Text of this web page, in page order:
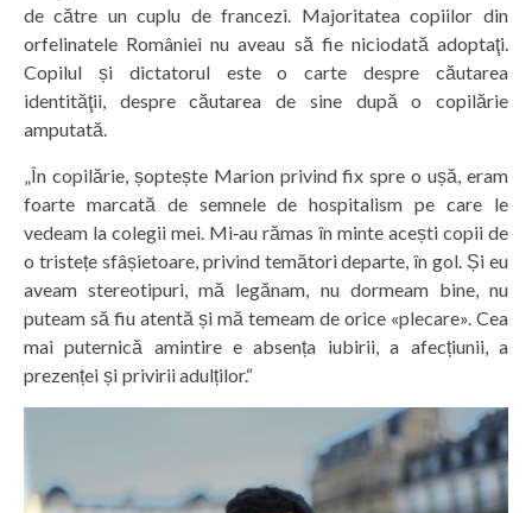
de către un cuplu de francezi. Majoritatea copiilor din
orfelinatele României nu aveau să fie niciodată adoptaţi.
Copilul și dictatorul este o carte despre căutarea
identităţii, despre căutarea de sine după o copilărie
amputată.
„În copilărie, șoptește Marion privind fix spre o ușă, eram
foarte marcată de semnele de hospitalism pe care le
vedeam la colegii mei. Mi‑au rămas în minte acești copii de
o tristețe sfâșietoare, privind temători departe, în gol. Și eu
aveam stereotipuri, mă legănam, nu dor­meam bine, nu
puteam să fiu atentă și mă temeam de orice «plecare». Cea
mai puternică amintire e absența iubirii, a afecțiunii, a
prezenței și privirii adulților.“